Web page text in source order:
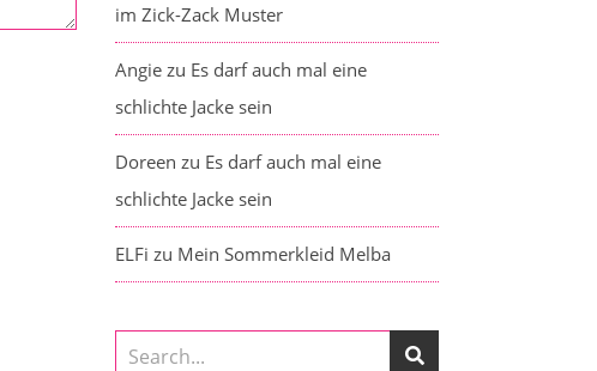
im Zick-Zack Muster
Angie zu Es darf auch mal eine
schlichte Jacke sein
Doreen zu Es darf auch mal eine
schlichte Jacke sein
ELFi zu Mein Sommerkleid Melba